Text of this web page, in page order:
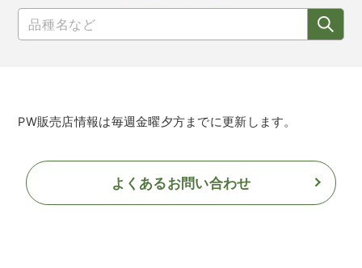
PW販売店情報は毎週金曜夕方までに更新します。
よくあるお問い合わせ